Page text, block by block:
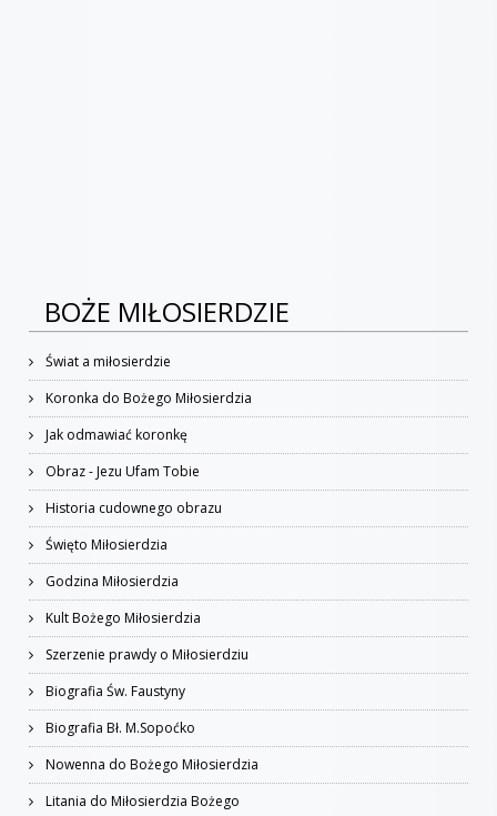
BOŻE MIŁOSIERDZIE
Świat a miłosierdzie
Koronka do Bożego Miłosierdzia
Jak odmawiać koronkę
Obraz - Jezu Ufam Tobie
Historia cudownego obrazu
Święto Miłosierdzia
Godzina Miłosierdzia
Kult Bożego Miłosierdzia
Szerzenie prawdy o Miłosierdziu
Biografia Św. Faustyny
Biografia Bł. M.Sopoćko
Nowenna do Bożego Miłosierdzia
Litania do Miłosierdzia Bożego